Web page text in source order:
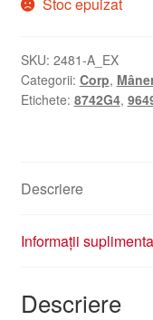
SKU: 2481-A_EX
Categorii: Corp,
Etichete: 8742G4,
Descriere
Informații
Descriere